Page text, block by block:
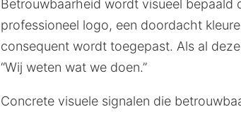
Betrouwbaarheid wordt visueel bepaald
professioneel logo, een doordacht
consequent wordt toegepast. Als al
“Wij weten wat we doen.”
Concrete visuele signalen die